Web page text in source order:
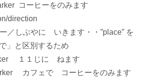
rker コ ー ヒ ーをのみ ま す
n/direction
ー ／ しぶやに いき ま す・・”place” を
」と区別するため
er １ １ じに ね ま す
rker カフ ェ で コ ー ヒ ーをのみ ま す